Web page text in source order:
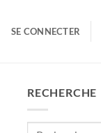
SE CONNECTER
RECHERCHE